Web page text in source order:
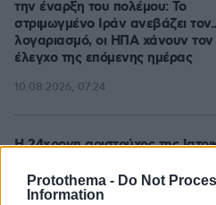
Protothema - Do Not
Information
την έναρξη του πολέμου: Το
στριμωγμένο Ιράν ανεβάζει
λογαριασμό, οι ΗΠΑ χάνουν τον
έλεγχο της επόμενης ημέρας
10.08.2026, 07:24
Η 24χρονη αριστούχος της
Όρκο, μιλά για τον «άριστο